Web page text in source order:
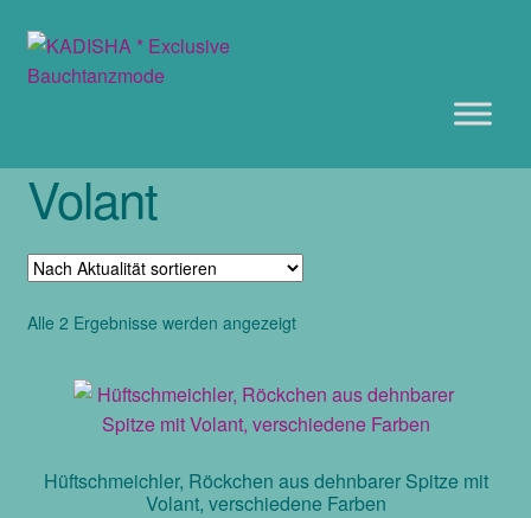
Zur
Navigation
Zum
Inhalt
Volant
Alle 2 Ergebnisse werden angezeigtNach
Hüftschmeichler, Röckchen aus dehnbarer Spitze mit
Volant, verschiedene Farben